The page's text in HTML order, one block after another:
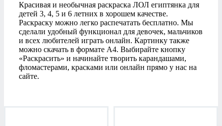
Красивая и необычная раскраска ЛОЛ египтянка для
детей 3, 4, 5 и 6 летних в хорошем качестве.
Раскраску можно легко распечатать бесплатно. Мы
сделали удобный функционал для девочек, мальчиков
и всех любителей играть онлайн. Картинку также
можно скачать в формате А4. Выбирайте кнопку
«Раскрасить» и начинайте творить карандашами,
фломастерами, красками или онлайн прямо у нас на
сайте.